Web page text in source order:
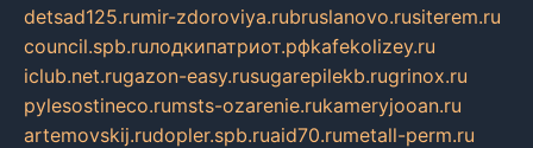
detsad125.rumir-zdoroviya.rubruslanovo.rusiterem.ru
council.spb.ruлодкипатриот.рфkafekolizey.ru
iclub.net.rugazon-easy.rusugarepilekb.rugrinox.ru
pylesostineco.rumsts-ozarenie.rukameryjooan.ru
artemovskij.rudopler.spb.ruaid70.rumetall-perm.ru